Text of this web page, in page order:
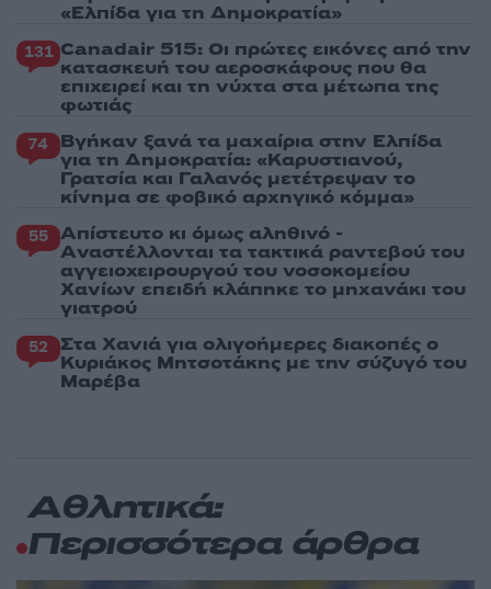
«Ελπίδα για τη Δημοκρατία»
131 Canadair 515: Οι πρώτες εικόνες από την
κατασκευή του αεροσκάφους που θα
επιχειρεί και τη νύχτα στα μέτωπα της
φωτιάς
74 Βγήκαν ξανά τα μαχαίρια στην Ελπίδα
για τη Δημοκρατία: «Καρυστιανού,
Γρατσία και Γαλανός μετέτρεψαν το
κίνημα σε φοβικό αρχηγικό κόμμα»
55 Απίστευτο κι όμως αληθινό -
Aναστέλλονται τα τακτικά ραντεβού του
αγγειοχειρουργού του νοσοκομείου
Χανίων επειδή κλάπηκε το μηχανάκι του
γιατρού
52 Στα Χανιά για ολιγοήμερες διακοπές ο
Κυριάκος Μητσοτάκης με την σύζυγό του
Μαρέβα
Αθλητικά:
Περισσότερα άρθρα